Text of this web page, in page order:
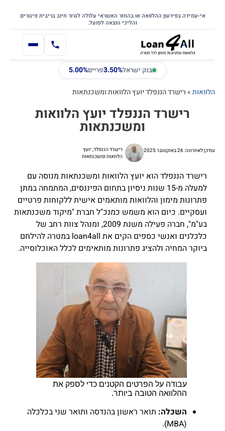
לתוכן
דלג לתוכן הראשי
אי-עמידה בפירעון ההלוואה או בהחזר האשראי עלולה לגרור חיוב בריבית פיגורים
והליכי הוצאה לפועל.
בנק ישראל3.50%פריים5.00%
הלוואות»רישרד הננפלד יועץ הלוואות ומשכנתאות
רישרד הננפלד יועץ הלוואות
ומשכנתאות
עודכן לאחרונה: 26 באוקטובר 2025
רישרד הננפלד, יועץ
הלוואות ומשכנתאות
רישרד הננפלד הוא יועץ הלוואות ומשכנתאות מנוסה עם
למעלה מ-15 שנות ניסיון בתחום הפיננסים, המתמחה במתן
פתרונות מימון והלוואות מותאמים אישית ללקוחות פרטיים
ועסקיים. כיום הוא משמש כמנכ"ל חברת "מיקוד משכנתאות
בע"מ", חברה פעילה משנת 2009, ומנהל צוות רחב של
כלכלנים ואנשי כספים הקים את loan4all במטרה להילחם
ביוקר המחיה ולהציג פתרונות מותאימים לכלל האוכלוסייה.
עבודה על הפרטים הקטנים כדי לספק את
ההלוואה הטובה ביותר.
השכלה: תואר ראשון בהנדסה ותואר שני בכלכלה
(MBA).